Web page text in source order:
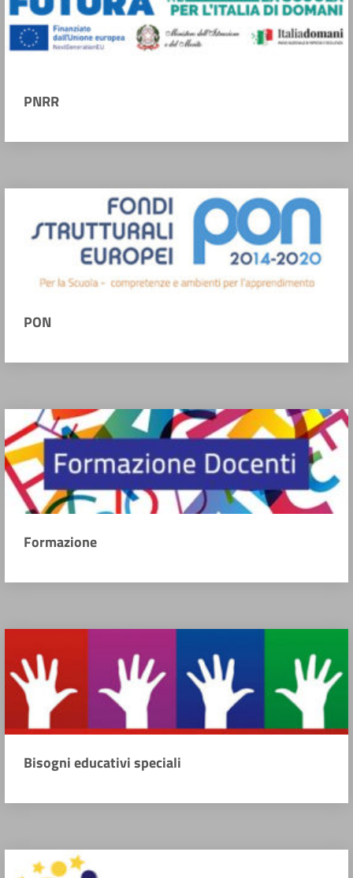
PNRR
PON
Formazione
Bisogni educativi speciali